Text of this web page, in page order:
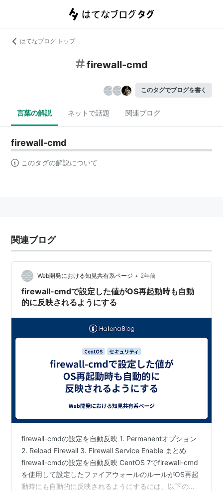
はてなブログ トップ
firewall-cmd
このタグでブログを書く
言葉の解説 ネットで話題 関連ブログ
firewall-cmd
このタグの解説について
関連ブログ
Web開発における知見共有系ページ • 2年前
firewall-cmdで設定した値がOS再起動時も自動
的に反映されるようにする
firewall-cmdの設定を自動反映 1. Permanentオプション
2. Reload Firewall 3. Firewall Service Enable まとめ
firewall-cmdの設定を自動反映 CentOS 7でfirewall-cmd
を使用して設定したファイアウォールのルールがOS再起
動時にも自動的に反映されるようにするには、以下の手